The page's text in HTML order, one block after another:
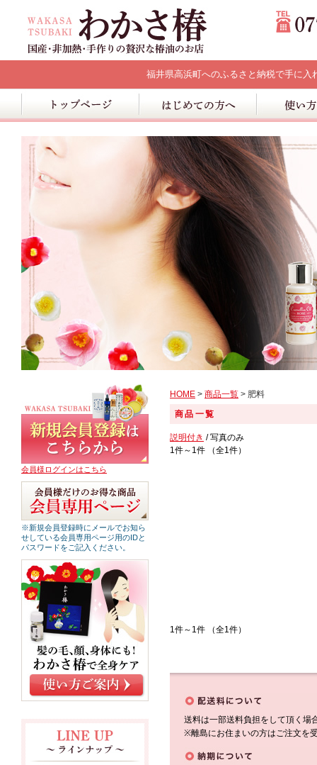
福井県高浜町へのふるさと納税で手に入
会員様ログインはこちら
※新規会員登録時にメールでお知ら
せしている会員専用ページ用のIDと
パスワードをご記入ください。
HOME > 商品一覧 > 肥料
商品一覧
説明付き / 写真のみ
1件～1件 （全1件）
1件～1件 （全1件）
送料は一部送料負担をして頂く場
※離島にお住まいの方はご注文を